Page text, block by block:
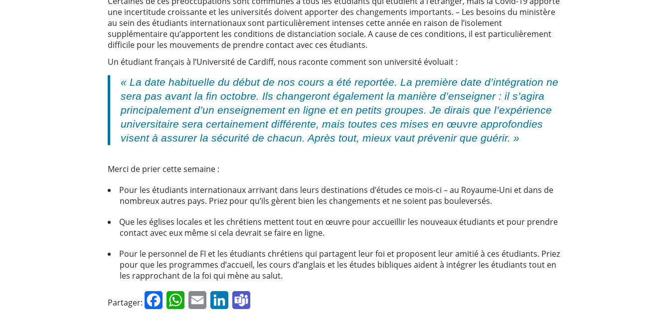
une incertitude croissante et les universités doivent apporter des changements importants. – Les besoins du ministère
au sein des étudiants internationaux sont particulièrement intenses cette année en raison de l’isolement
supplémentaire qu’apportent les conditions de distanciation sociale. A cause de ces conditions, il est particulièrement
difficile pour les mouvements de prendre contact avec ces étudiants.
Un étudiant français à l’Université de Cardiff, nous raconte comment son université évoluait :
« La date habituelle du début de nos cours a été reportée. La première date d’intégration ne
sera pas avant la fin octobre. Ils changeront également la manière d’enseigner : il s’agira
principalement d’un enseignement en ligne et en petits groupes. Je dirais que l’expérience
universitaire sera certainement différente, mais toutes ces mises en œuvre approfondies
visent à assurer la sécurité de chacun. Après tout, mieux vaut prévenir que guérir. »
Merci de prier cette semaine :
Pour les étudiants internationaux arrivant dans leurs destinations d’études ce mois-ci – au Royaume-Uni et dans de
nombreux autres pays. Priez pour qu’ils gèrent bien les changements et ne soient pas bouleversés.
Que les églises locales et les chrétiens mettent tout en œuvre pour accueillir les nouveaux étudiants et pour prendre
contact avec eux même si cela devrait se faire en ligne.
Pour le personnel de FI et les étudiants chrétiens qui partagent leur foi et proposent leur amitié à ces étudiants. Priez
pour que les programmes d’accueil, les cours d’anglais et les études bibliques aident à intégrer les étudiants tout en
les rapprochant de la foi qui mène au salut.
Partager: FacebookWhatsApp
Email LinkedIn